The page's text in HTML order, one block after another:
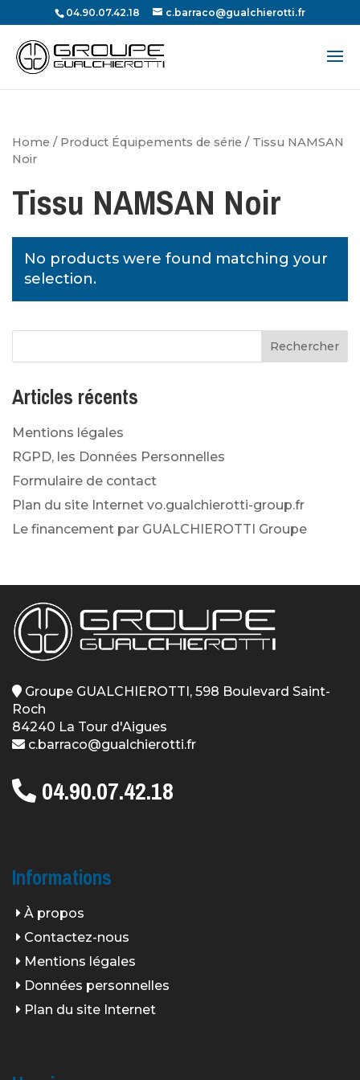
04.90.07.42.18 c.barraco@gualchierotti.fr
Recherche
de
produits
Home / Product Équipements de série / Tissu NAMSAN
Noir
Tissu NAMSAN Noir
No products were found matching your
selection.
Articles récents
Mentions légales
RGPD, les Données Personnelles
Formulaire de contact
Plan du site Internet vo.gualchierotti-group.fr
Le financement par GUALCHIEROTTI Groupe
Groupe GUALCHIEROTTI, 598 Boulevard Saint-
Roch
84240 La Tour d'Aigues
c.barraco@gualchierotti.fr
04.90.07.42.18
Informations
À propos
Contactez-nous
Mentions légales
Données personnelles
Plan du site Internet